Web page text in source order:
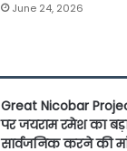
June 24, 2026
Great Nicobar
पर जयराम रमेश का बड़ा
सार्वजनिक करने की